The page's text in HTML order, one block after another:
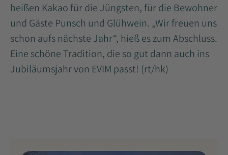
heißen Kakao für die Jüngsten, für die Bewohner
und Gäste Punsch und Glühwein. „Wir freuen uns
schon aufs nächste Jahr“, hieß es zum Abschluss.
Eine schöne Tradition, die so gut dann auch ins
Jubiläumsjahr von EVIM passt! (rt/hk)